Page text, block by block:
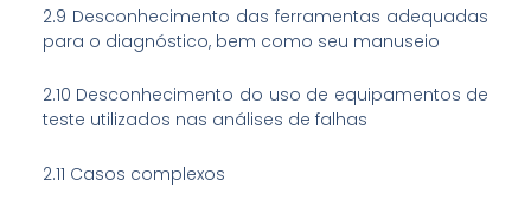
2.9 Desconhecimento das ferramentas adequadas
para o diagnóstico, bem como seu manuseio
2.10 Desconhecimento do uso de equipamentos de
teste utilizados nas análises de falhas
2.11 Casos complexos